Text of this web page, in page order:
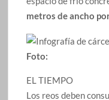
metros de ancho
Foto:
EL TIEMPO
Los reos deben